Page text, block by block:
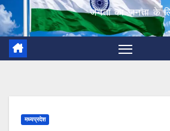
जनता का जनता के
मध्यप्रदेश